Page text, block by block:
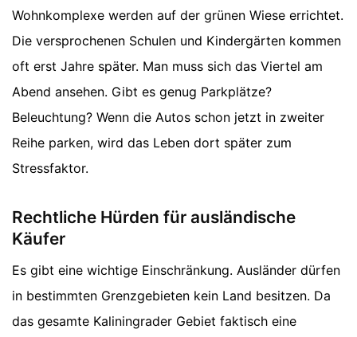
Wohnkomplexe werden auf der grünen Wiese errichtet.
Die versprochenen Schulen und Kindergärten kommen
oft erst Jahre später. Man muss sich das Viertel am
Abend ansehen. Gibt es genug Parkplätze?
Beleuchtung? Wenn die Autos schon jetzt in zweiter
Reihe parken, wird das Leben dort später zum
Stressfaktor.
Rechtliche Hürden für ausländische
Käufer
Es gibt eine wichtige Einschränkung. Ausländer dürfen
in bestimmten Grenzgebieten kein Land besitzen. Da
das gesamte Kaliningrader Gebiet faktisch eine